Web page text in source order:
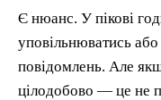
Є нюанс. У пікові
уповільнюватись
повідомлень. Але
цілодобово — це не